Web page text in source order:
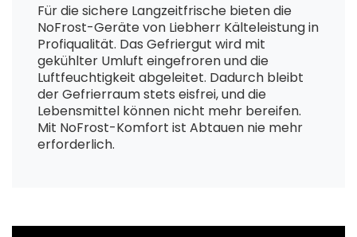
Für die sichere Langzeitfrische bieten die
NoFrost-Geräte von Liebherr Kälteleistung in
Profiqualität. Das Gefriergut wird mit
gekühlter Umluft eingefroren und die
Luftfeuchtigkeit abgeleitet. Dadurch bleibt
der Gefrierraum stets eisfrei, und die
Lebensmittel können nicht mehr bereifen.
Mit NoFrost-Komfort ist Abtauen nie mehr
erforderlich.